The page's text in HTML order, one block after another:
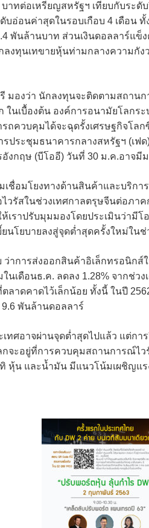
บาทต่อเหรียญสหรัฐฯ เทียบกับระ
บอ่อนค่าสุดในรอบเกือบ 4 เดือน
พันล้านบาท ส่วนเงินดอลลาร์แข็
งทุนเทขายหุ้นท่ามกลางความกัง
มองว่า นักลงทุนจะติดตามสถาน
ในเบื้องต้น องค์การอนามัยโลก
ถควบคุมได้จะฉุดรั้งเศรษฐกิจโ
ประชุมธนาคารกลางสหรัฐฯ (เฟ
งกฤษ (บีโออี) วันที่ 30 ม.ค.อาจมี
เชื่อมโยงทางด้านสินค้าและบริกา
วรัสในช่วงเทศกาลตรุษจีนต่อภา
ห้เราปรับมุมมองโดยประเมินว่า
นโยบายลงสู่จุดต่ำสุดครั้งใหม่ใน
ว่าการส่งออกสินค้าอิเล็กทรอนิกส์
ในเดือนธ.ค. ลดลง 1.28% จากช่
ลาดคาดไว้เล็กน้อย ทั้งนี้ ในปี
9.6 พันล้านดอลลาร์
เทศอาจผ่านจุดต่ำสุดไปแล้ว แต่ก
จะอยู่ที่การควบคุมสถานการณ์ไ
ทิ หุ้น และน้ำมัน มีแนวโน้มเผชิญแ